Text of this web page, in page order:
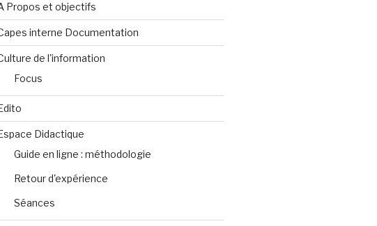
Propos et objectifs
interne Documentation
de l'information
Focus
Didactique
Guide en ligne : méthodologie
Retour d'expérience
Séances